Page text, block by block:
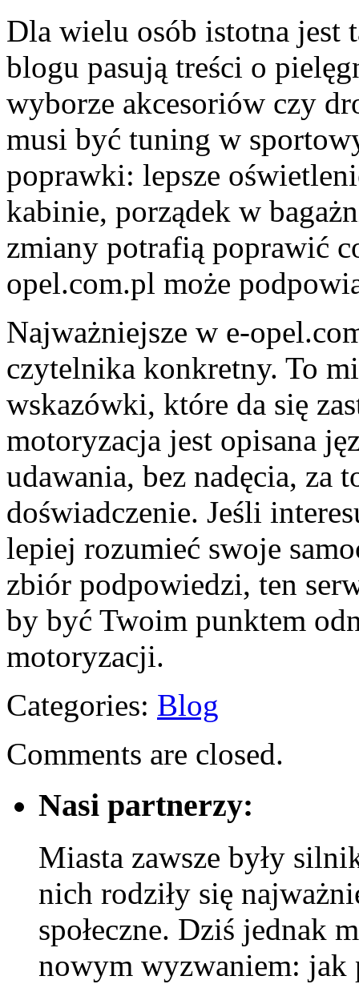
Dla wielu osób istotna jest
blogu pasują treści o
wyborze akcesoriów czy
musi być tuning w
poprawki: lepsze
kabinie, porządek w
zmiany potrafią poprawić
opel.com.pl może
Najważniejsze w e-
czytelnika konkretny. To
wskazówki, które da się
motoryzacja jest opisana
udawania, bez nadęcia, za
doświadczenie. Jeśli
lepiej rozumieć swoje
zbiór podpowiedzi, ten
by być Twoim punktem
motoryzacji.
Categories: Blog
Comments are closed.
Nasi partnerzy:
Miasta zawsze były
nich rodziły się
społeczne. Dziś jednak
nowym wyzwaniem: